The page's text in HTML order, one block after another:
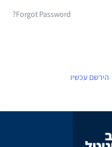
Forgot Password?
הירשם עכשיו